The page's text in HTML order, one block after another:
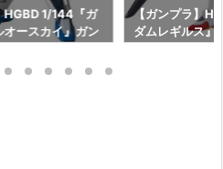
HGBD 1/144『ガ
オースカイ』ガン
ダイ】より2026
【ガンプラ】
ダムレギルス』